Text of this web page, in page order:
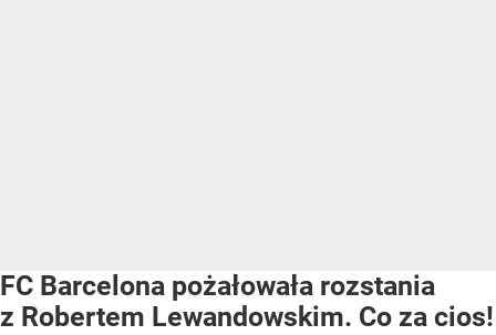
FC Barcelona pożałowała rozstania
z Robertem Lewandowskim. Co za cios!